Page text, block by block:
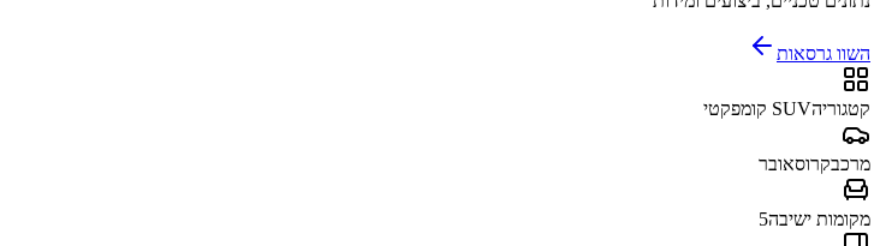
השוו גרסאות
קטגוריהSUV קומפקטי
מרכבקרוסאובר
מקומות ישיבה5